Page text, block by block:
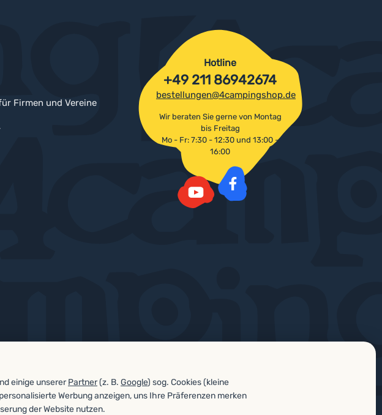
einige unsererPartner(z. B. Google) sog. Cookies (kleine
Werbung anzeigen, uns Ihre Präferenzen merken
der Website nutzen.
Firmen und Vereine
Hotline
+49 211 86942674
bestellungen@4campingshop.de
Wir beraten Sie gerne von Montag
bis Freitag
Mo - Fr: 7:30 - 12:30 und 13:00 -
16:00